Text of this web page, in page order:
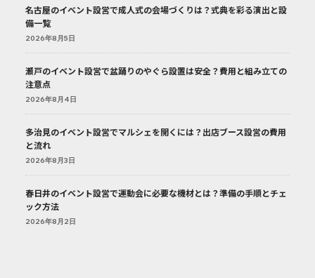
名古屋のイベント設営で成人式の会場づくりは？式典を彩る演出と設
備一覧
2026年8月5日
瀬戸のイベント設営で盆踊りのやぐら設置は安全？費用と組み立ての
注意点
2026年8月4日
多治見のイベント設営でマルシェを開くには？出店ブース設営の費用
と流れ
2026年8月3日
春日井のイベント設営で運動会に必要な機材とは？準備の手順とチェ
ック方法
2026年8月2日